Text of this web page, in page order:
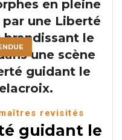
revisités
guidant le